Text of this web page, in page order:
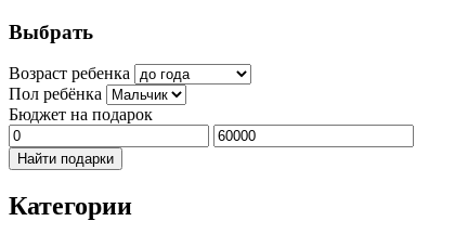
Выбрать
Возраст ребенка
Пол ребёнка
Бюджет на подарок
Найти подарки
Категории